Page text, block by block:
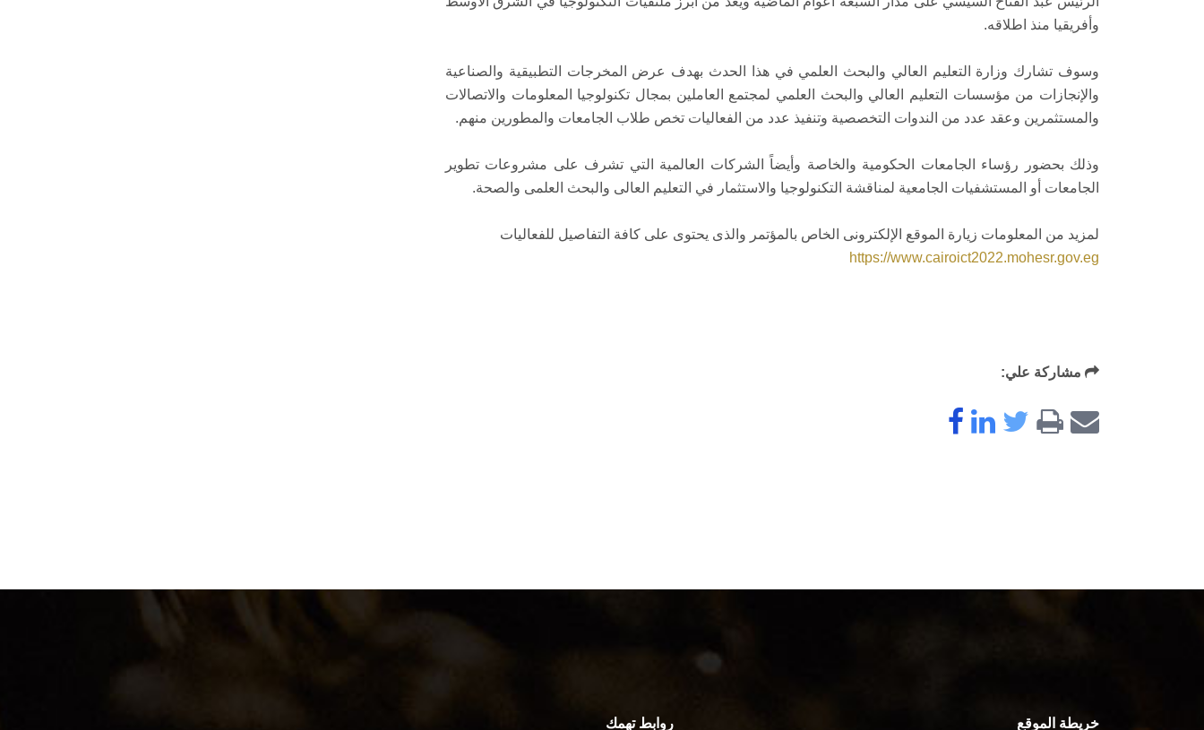
وأفريقيا منذ اطلاقه.
وسوف تشارك وزارة التعليم العالي والبحث العلمي في هذا الحدث بهدف عرض المخرجات التطبيقية والصناعية
والإنجازات من مؤسسات التعليم العالي والبحث العلمي لمجتمع العاملين بمجال تكنولوجيا المعلومات والاتصالات
والمستثمرين وعقد عدد من الندوات التخصصية وتنفيذ عدد من الفعاليات تخص طلاب الجامعات والمطورين منهم.
وذلك بحضور رؤساء الجامعات الحكومية والخاصة وأيضاً الشركات العالمية التي تشرف على مشروعات تطوير
الجامعات أو المستشفيات الجامعية لمناقشة التكنولوجيا والاستثمار في التعليم العالى والبحث العلمى والصحة.
لمزيد من المعلومات زيارة الموقع الإلكترونى الخاص بالمؤتمر والذى يحتوى على كافة التفاصيل للفعاليات
https://www.cairoict2022.mohesr.gov.eg
مشاركة علي:
خريطة الموقع روابط تهمك